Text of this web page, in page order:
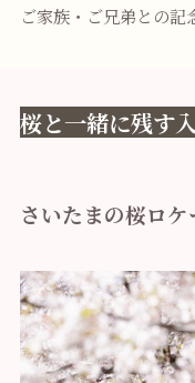
ご家族・ご兄弟との記
桜と一緒に残す
さいたまの桜ロ